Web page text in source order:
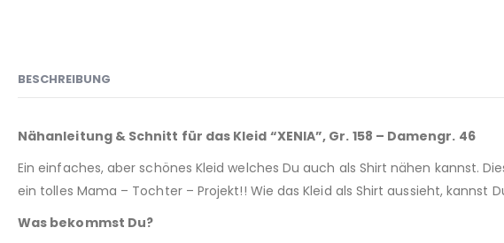
BESCHREIBUNG
Nähanleitung & Schnitt für das Kleid “XENIA”, Gr. 158 – Damengr. 46
Ein einfaches, aber schönes Kleid welches Du auch als Shirt nähen kannst.
ein tolles Mama – Tochter – Projekt!! Wie das Kleid als Shirt aussieht, kannst
Was bekommst Du?